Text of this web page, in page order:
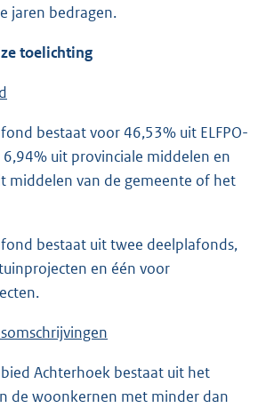
jaren bedragen.
toelichting
bestaat voor 46,53% uit ELFPO-
uit provinciale middelen en
middelen van de gemeente of het
bestaat uit twee deelplafonds,
en één voor
Achterhoek bestaat uit het
de woonkernen met minder dan